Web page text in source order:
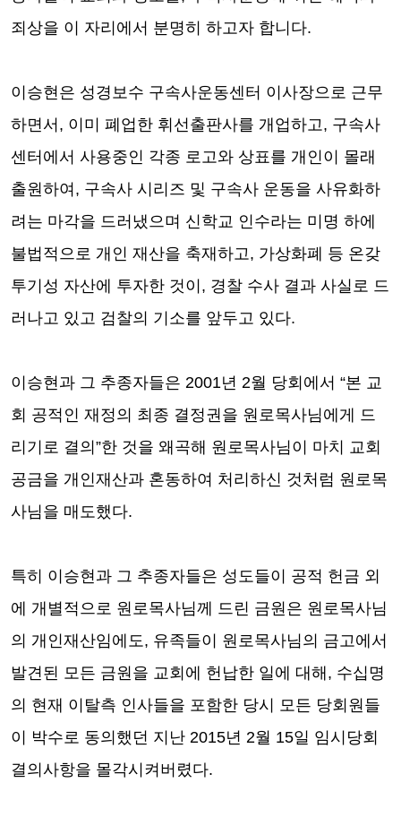
죄상을 이 자리에서 분명히 하고자 합니다.
이승현은 성경보수 구속사운동센터 이사장으로 근무
하면서 , 이미 폐업한 휘선출판사를 개업하고, 구속사
센터에서 사용중인 각종 로고와 상표를 개인이 몰래
출원하여 , 구속사 시리즈 및 구속사 운동을 사유화하
려는 마각을 드러냈으며 신학교 인수라는 미명 하에
불법적으로 개인 재산을 축재하고, 가상화폐 등 온갖
투기성 자산에 투자한 것이 , 경찰 수사 결과 사실로 드
러나고 있고 검찰의 기소를 앞두고 있다.
이승현과 그 추종자들은 2001년 2월 당회에서 “본 교
회 공적인 재정의 최종 결정권을 원로목사님에게 드
리기로 결의 ”한 것을 왜곡해 원로목사님이 마치 교회
공금을 개인재산과 혼동하여 처리하신 것처럼 원로목
사님을 매도했다.
특히 이승현과 그 추종자들은 성도들이 공적 헌금 외
에 개별적으로 원로목사님께 드린 금원은 원로목사님
의 개인재산임에도, 유족들이 원로목사님의 금고에서
발견된 모든 금원을 교회에 헌납한 일에 대해 , 수십명
의 현재 이탈측 인사들을 포함한 당시 모든 당회원들
이 박수로 동의했던 지난 2015년 2월 15일 임시당회
결의사항을 몰각시켜버렸다.